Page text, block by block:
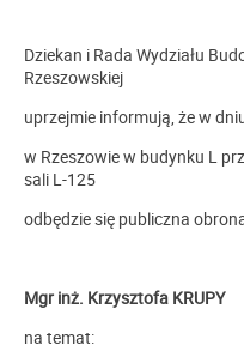
Dziekan i Rada Wydziału
Rzeszowskiej
uprzejmie informują, że w
w Rzeszowie w budynku L
sali L-125
odbędzie się publiczna
Mgr inż. Krzysztofa KRUPY
na temat: